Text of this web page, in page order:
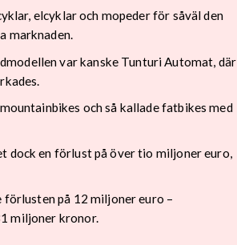
elcyklar och mopeder för såväl den
marknaden.
var kanske Tunturi Automat, där
och så kallade fatbikes med
dock en förlust på över tio miljoner euro,
förlusten på 12 miljoner euro –
miljoner kronor.